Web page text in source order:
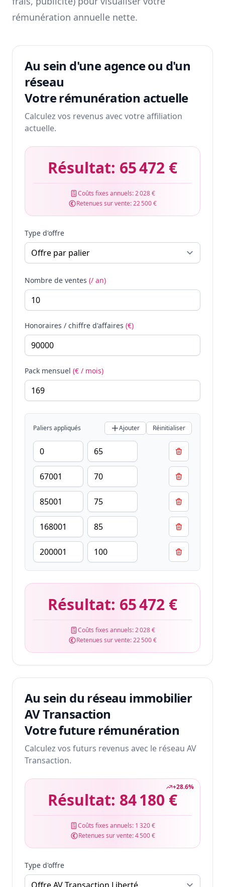
rémunération annuelle nette.
Au sein d'une agence ou d'un
réseau
Votre rémunération actuelle
Calculez vos revenus avec votre affiliation
actuelle.
Résultat: 65 472 €
Coûts fixes annuels:2 028 €
Retenues sur vente:22 500 €
Type d'offre
Nombre de ventes (/ an)
Honoraires / chiffre d'affaires (€)
Pack mensuel (€ / mois)
Paliers appliqués Ajouter Réinitialiser
Résultat: 65 472 €
Coûts fixes annuels:2 028 €
Retenues sur vente:22 500 €
Au sein du réseau immobilier
AV Transaction
Votre future rémunération
Calculez vos futurs revenus avec le réseau AV
Transaction.
+28.6%
Résultat: 84 180 €
Coûts fixes annuels: 1 320 €
Retenues sur vente:4 500 €
Type d'offre